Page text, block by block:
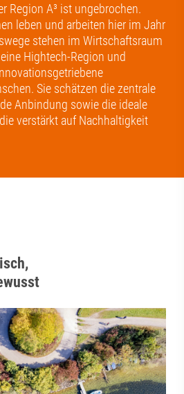
Region A³ ist ungebrochen.
leben und arbeiten hier im Jahr
stehen im Wirtschaftsraum
Hightech-Region und
Sie schätzen die zentrale
Anbindung sowie die ideale
verstärkt auf Nachhaltigkeit